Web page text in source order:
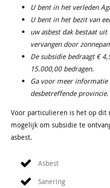
U bent in het verleden
U bent in het bezit van
uw asbest dak bestaat
vervangen door
De subsidie bedraagt €
15.000,00 bedragen.
Ga voor meer informatie
desbetreffende provincie.
Voor particulieren is het op dit
mogelijk om subsidie te
asbest.
Asbest
Sanering